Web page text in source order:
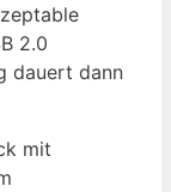
2.0
dauert dann
mit